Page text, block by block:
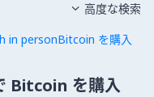
in personBitcoin を購入
 高度な検索
Bitcoin を購入